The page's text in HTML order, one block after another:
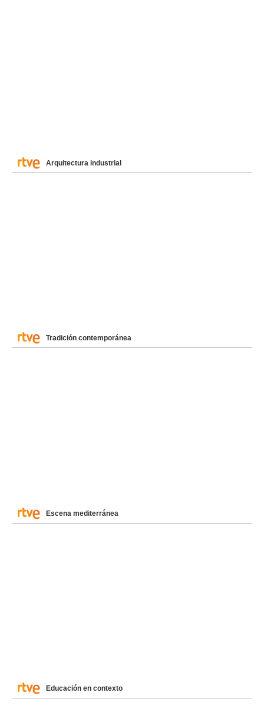
Arquitectura industrial
Tradición contemporánea
Escena mediterránea
Educación en contexto